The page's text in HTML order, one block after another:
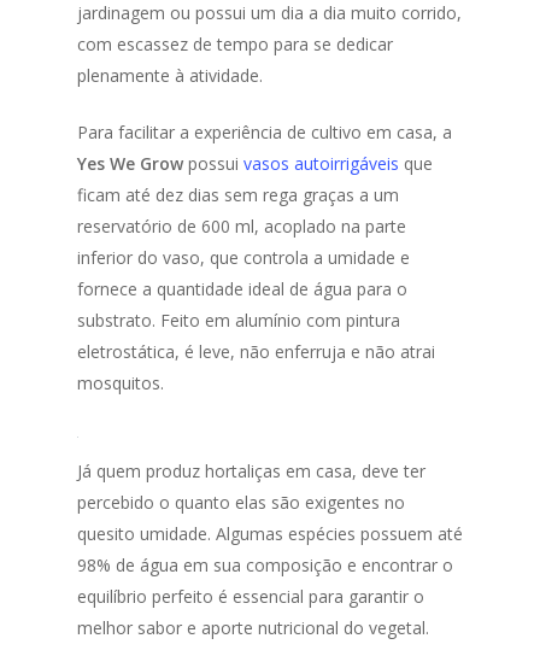
jardinagem ou possui um dia a dia muito corrido,
com escassez de tempo para se dedicar
plenamente à atividade.
Para facilitar a experiência de cultivo em casa, a
Yes We Grow possui vasos autoirrigáveis que
ficam até dez dias sem rega graças a um
reservatório de 600 ml, acoplado na parte
inferior do vaso, que controla a umidade e
fornece a quantidade ideal de água para o
substrato. Feito em alumínio com pintura
eletrostática, é leve, não enferruja e não atrai
mosquitos.
Já quem produz hortaliças em casa, deve ter
percebido o quanto elas são exigentes no
quesito umidade. Algumas espécies possuem até
98% de água em sua composição e encontrar o
equilíbrio perfeito é essencial para garantir o
melhor sabor e aporte nutricional do vegetal.